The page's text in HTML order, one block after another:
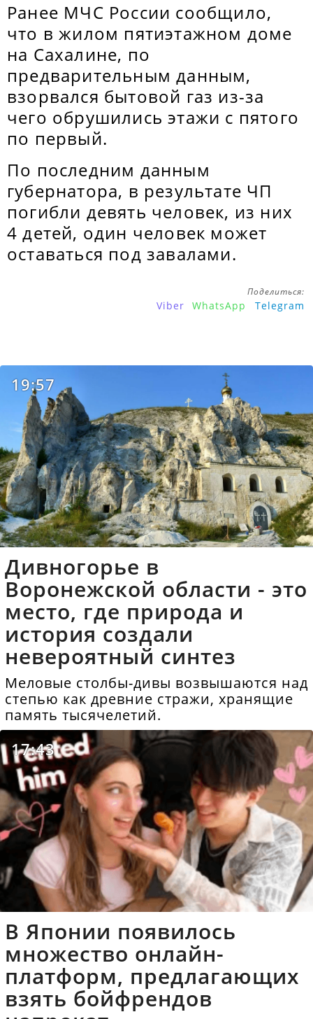
Ранее МЧС России сообщило,
что в жилом пятиэтажном доме
на Сахалине, по
предварительным данным,
взорвался бытовой газ из-за
чего обрушились этажи с пятого
по первый.
По последним данным
губернатора, в результате ЧП
погибли девять человек, из них
4 детей, один человек может
оставаться под завалами.
Поделиться:
Viber WhatsApp Telegram
19:57
Дивногорье в
Воронежской области - это
место, где природа и
история создали
невероятный синтез
Меловые столбы-дивы возвышаются над
степью как древние стражи, хранящие
память тысячелетий.
17:43
В Японии появилось
множество онлайн-
платформ, предлагающих
взять бойфрендов